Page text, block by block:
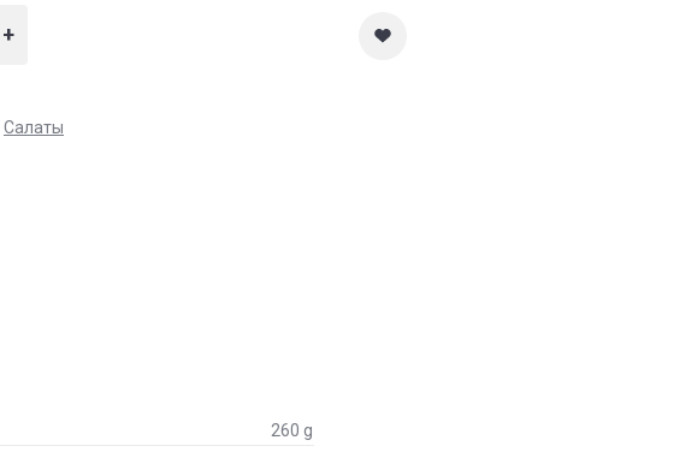
+
Салаты
260 g